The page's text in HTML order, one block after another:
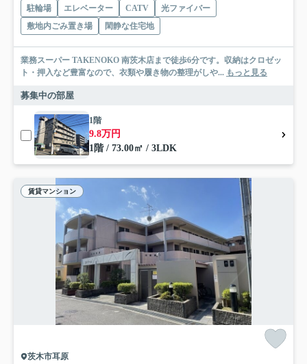
駐輪場 エレベーター CATV
光ファイバー
敷地内ごみ置き場
閑静な住宅地
業務スーパー TAKENOKO 南茨木店まで徒歩6分です。収納はクロゼッ
ト・押入など豊富なので、衣類や履き物の整理がしや... もっと見る
募集中の部屋
1階
9.8万円
1階 / 73.00㎡ / 3LDK
賃貸マンション
茨木市耳原